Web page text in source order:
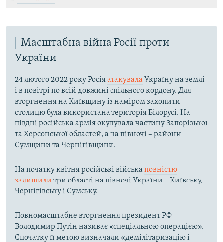
Масштабна війна Росії проти
України
24 лютого 2022 року Росіяатакувала Україну на землі
і в повітрі по всій довжині спільного кордону. Для
вторгнення на Київщину із наміром захопити
столицю була використана територія Білорусі. На
півдні російська армія окупувала частину Запорізької
та Херсонської областей, а на півночі – райони
Сумщини та Чернігівщини.
На початку квітня російські війська повністю
залишили три області на півночі України – Київську,
Чернігівську і Сумську.
Повномасштабне вторгнення президент РФ
Володимир Путін називає «спеціальною операцією».
Спочатку її метою визначали «демілітаризацію і